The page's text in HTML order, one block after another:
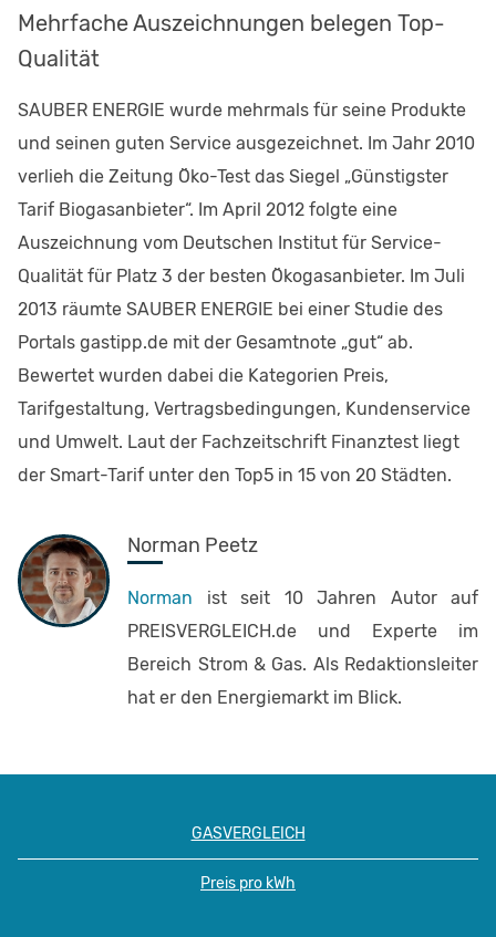
Mehrfache Auszeichnungen belegen Top-
Qualität
SAUBER ENERGIE wurde mehrmals für seine Produkte
und seinen guten Service ausgezeichnet. Im Jahr 2010
verlieh die Zeitung Öko-Test das Siegel „Günstigster
Tarif Biogasanbieter“. Im April 2012 folgte eine
Auszeichnung vom Deutschen Institut für Service-
Qualität für Platz 3 der besten Ökogasanbieter. Im Juli
2013 räumte SAUBER ENERGIE bei einer Studie des
Portals gastipp.de mit der Gesamtnote „gut“ ab.
Bewertet wurden dabei die Kategorien Preis,
Tarifgestaltung, Vertragsbedingungen, Kundenservice
und Umwelt. Laut der Fachzeitschrift Finanztest liegt
der Smart-Tarif unter den Top5 in 15 von 20 Städten.
Norman Peetz
Norman ist seit 10 Jahren Autor auf
PREISVERGLEICH.de und Experte im
Bereich Strom & Gas. Als Redaktionsleiter
hat er den Energiemarkt im Blick.
GASVERGLEICH
Preis pro kWh